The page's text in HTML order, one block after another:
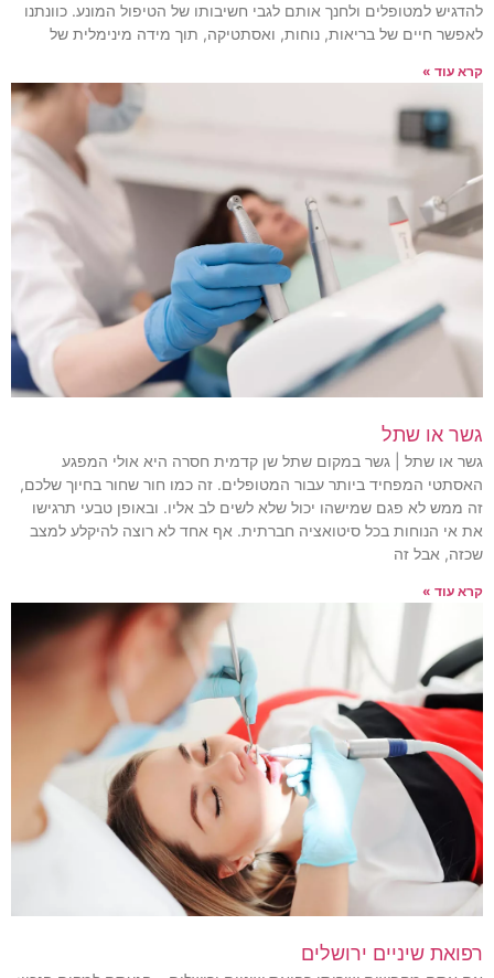
להדגיש למטופלים ולחנך אותם לגבי חשיבותו של הטיפול המונע. כוונתנו
לאפשר חיים של בריאות, נוחות, ואסתטיקה, תוך מידה מינימלית של
קרא עוד »
גשר או שתל
גשר או שתל | גשר במקום שתל שן קדמית חסרה היא אולי המפגע
האסתטי המפחיד ביותר עבור המטופלים. זה כמו חור שחור בחיוך שלכם,
זה ממש לא פגם שמישהו יכול שלא לשים לב אליו. ובאופן טבעי תרגישו
את אי הנוחות בכל סיטואציה חברתית. אף אחד לא רוצה להיקלע למצב
שכזה, אבל זה
קרא עוד »
רפואת שיניים ירושלים